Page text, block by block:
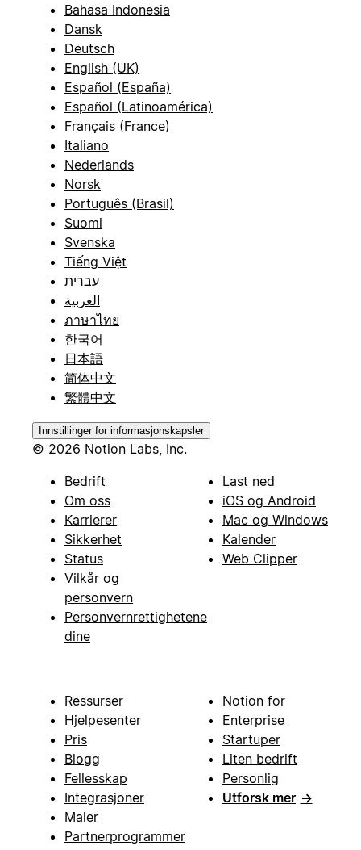
Bahasa Indonesia
Dansk
Deutsch
English (UK)
Español (España)
Español (Latinoamérica)
Français (France)
Italiano
Nederlands
Norsk
Português (Brasil)
Suomi
Svenska
Tiếng Việt
עברית
العربية
ภาษาไทย
한국어
日本語
简体中文
繁體中文
Innstillinger for informasjonskapsler
© 2026 Notion Labs, Inc.
Bedrift
Om oss
Karrierer
Sikkerhet
Status
Vilkår og
personvern
Personvernrettighetene
dine
Last ned
iOS og Android
Mac og Windows
Kalender
Web Clipper
Ressurser
Hjelpesenter
Pris
Blogg
Fellesskap
Integrasjoner
Maler
Partnerprogrammer
Notion for
Enterprise
Startuper
Liten bedrift
Personlig
Utforsk mer →